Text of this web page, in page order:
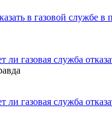
в газовой службе в
газовая служба
газовая служба